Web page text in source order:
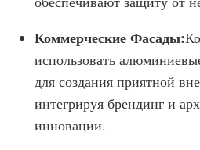
Коммерческие Фасады:
использовать
для создания приятной
интегрируя брендинг и
инновации.